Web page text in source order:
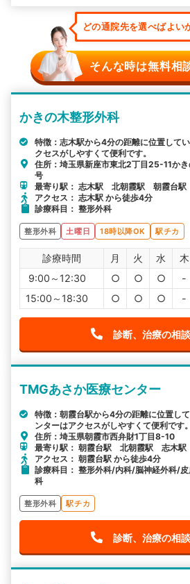
どの通院先を選べばよい
そんな時は無料相
かきの木整形外科
特徴：志木駅から4分の距離に位置して
クセスがしやすくて便利です。
住所：埼玉県新座市東北2丁目25-11か
号
最寄り駅： 志木駅 北朝霞駅 朝霞台駅
アクセス： 志木駅 から徒歩4分
診療科目： 整形外科
整形外科 土曜日 18時以降OK 駅チカ
診療時間 月 火 水 木
9:00～12:30
○ ○ ○ -
15:00～18:30
○ ○ ○ -
診断、治療の相
TMGあさか医療センター
特徴：朝霞台駅から4分の距離に位置し
ンターはアクセスがしやすくて便利です。
住所：埼玉県朝霞市西弁財1丁目8-10
最寄り駅： 朝霞台駅 北朝霞駅 志木駅
アクセス： 朝霞台駅 から徒歩4分
診療科目： 整形外科/内科/脳神経外科/
科
整形外科 駅チカ
診断、治療の相